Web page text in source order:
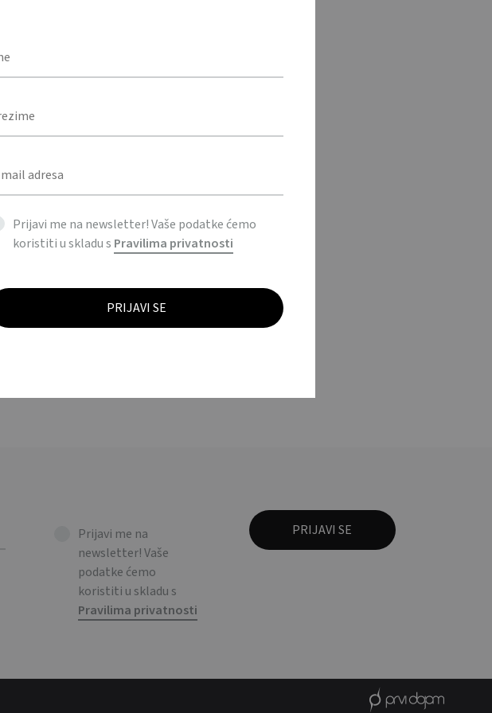
Prijavi me na
newsletter! Vaše
podatke ćemo
koristiti u skladu s
Pravilima privatnosti
Prijavi me na newsletter! Vaše podatke ćemo
koristiti u skladu s Pravilima privatnosti